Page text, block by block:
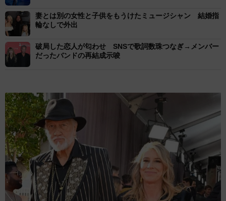
妻とは別の女性と子供をもうけたミュージシャン 結婚指
輪なしで外出
破局した恋人が匂わせ SNSで歌詞数珠つなぎ→メンバー
だったバンドの再結成示唆